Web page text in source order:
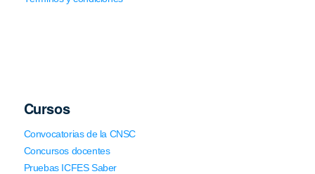
Cursos
Convocatorias de la CNSC
Concursos docentes
Pruebas ICFES Saber